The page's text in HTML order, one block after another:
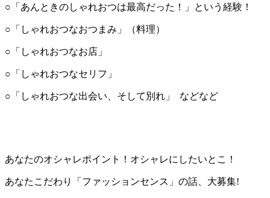
○「あんときのしゃれおつは最高だった！」という経験！
○「しゃれおつなおつまみ」（料理）
○「しゃれおつなお店」
○「しゃれおつなセリフ」
○「しゃれおつな出会い、そして別れ」 などなど
あなたのオシャレポイント！オシャレにしたいとこ！
あなたこだわり「ファッションセンス」の話、大募集!